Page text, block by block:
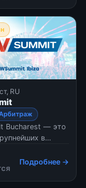
маркетинга,
трафика и
продуктов.
и
с топовыми
RU
Bucharest — это
в
конференций,
маркетингу
Подробнее →